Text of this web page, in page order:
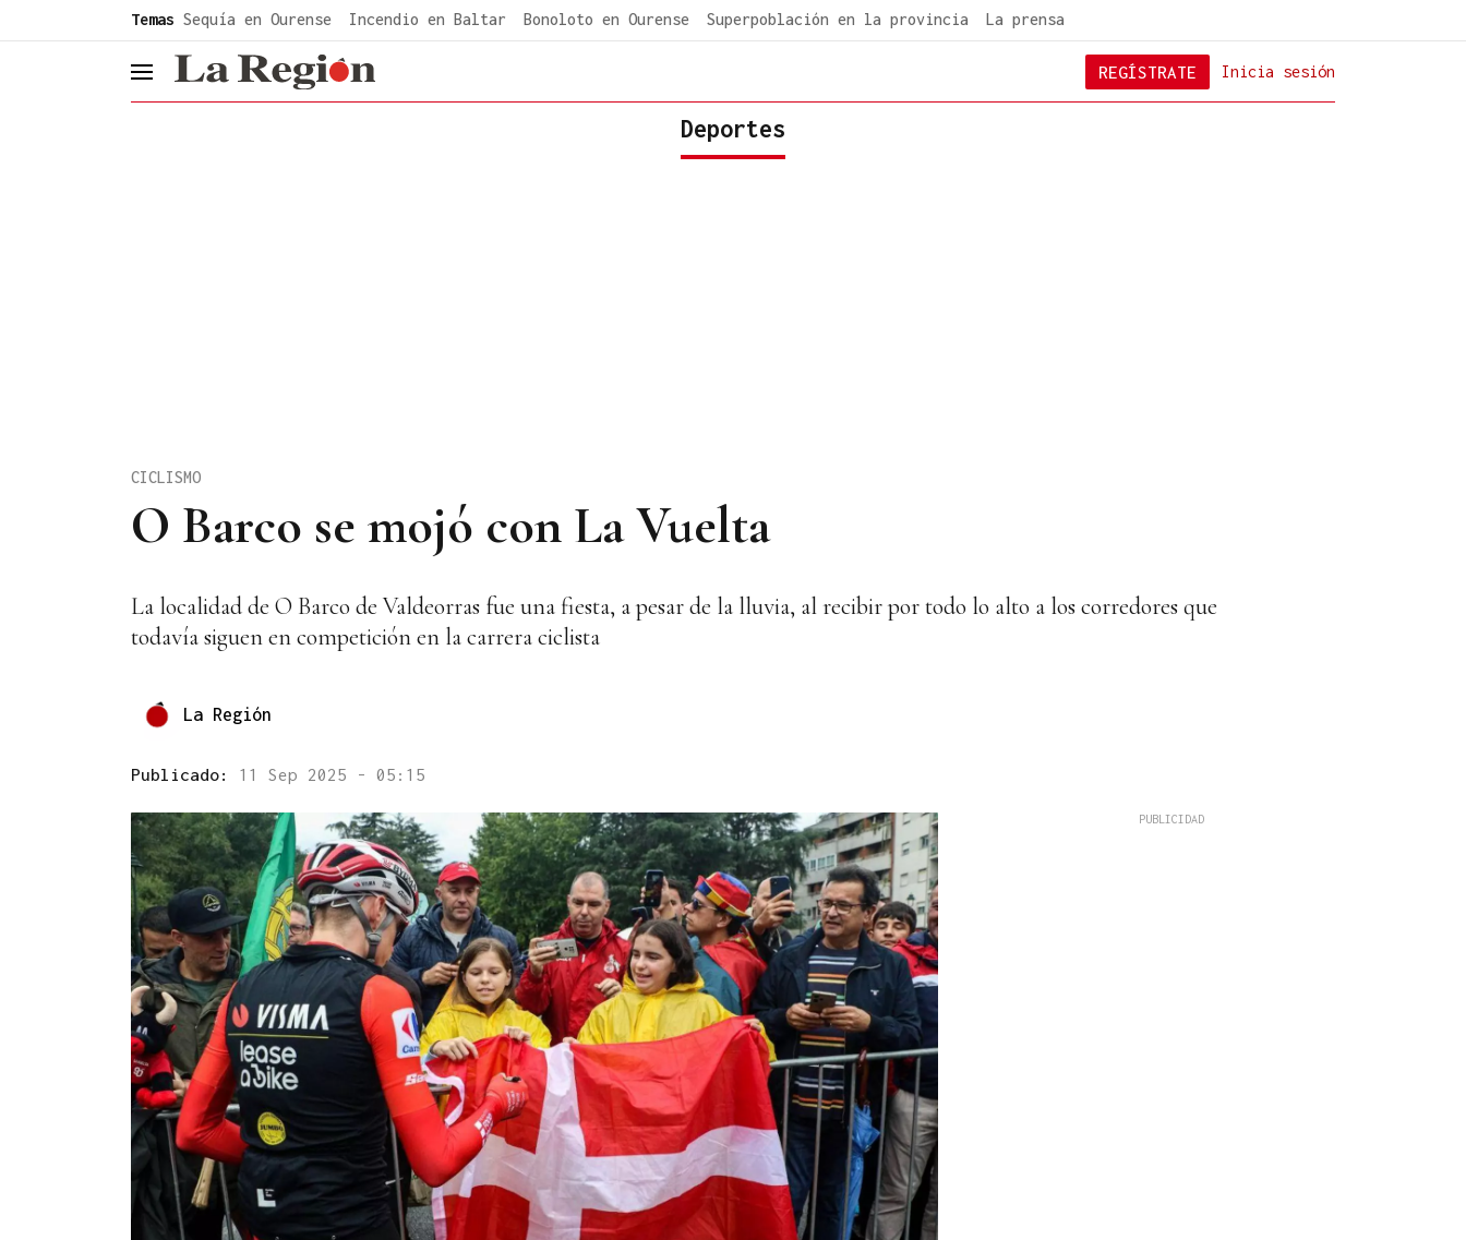
Temas Sequía en Ourense Incendio en Baltar Bonoloto en Ourense Superpoblación en la provincia La prensa
header.menu.open Inicia sesión
REGÍSTRATE
Deportes
O Barco se mojó con La Vuelta
CICLISMO
La localidad de O Barco de Valdeorras fue una fiesta, a pesar de la lluvia, al recibir por todo lo alto a los corredores que
todavía siguen en competición en la carrera ciclista
La Región
Publicado: 11 Sep 2025 - 05:15